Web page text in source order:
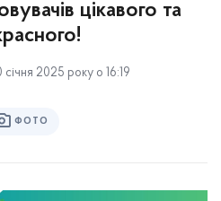
цікавого та
2025 року о 16:19
ФОТО